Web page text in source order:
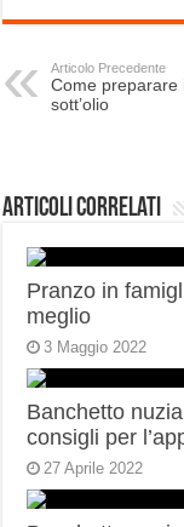
Articolo Precedente
Come preparare
sott’olio
Articoli correlati
Pranzo in
meglio
3 Maggio 2022
Banchetto
consigli per
27 Aprile 2022